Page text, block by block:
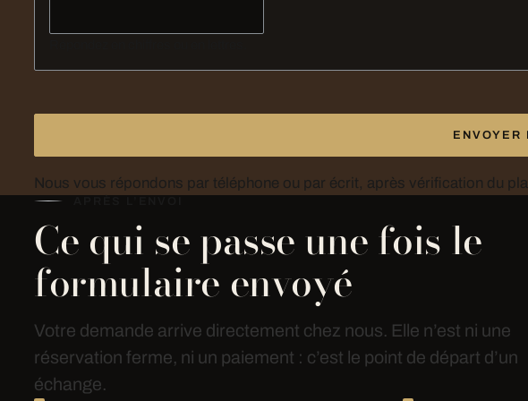
ENVOYER
Ce qui se passe une fois le
formulaire envoyé
Votre demande arrive directement chez nous. Elle n’est ni une
réservation ferme, ni un paiement : c’est le point de départ d’un
échange.